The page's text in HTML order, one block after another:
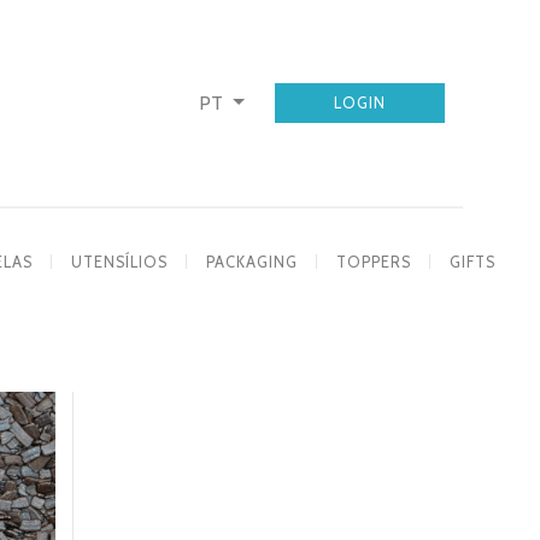
PT LOGIN
UTENSÍLIOS PACKAGING TOPPERS GIFTS